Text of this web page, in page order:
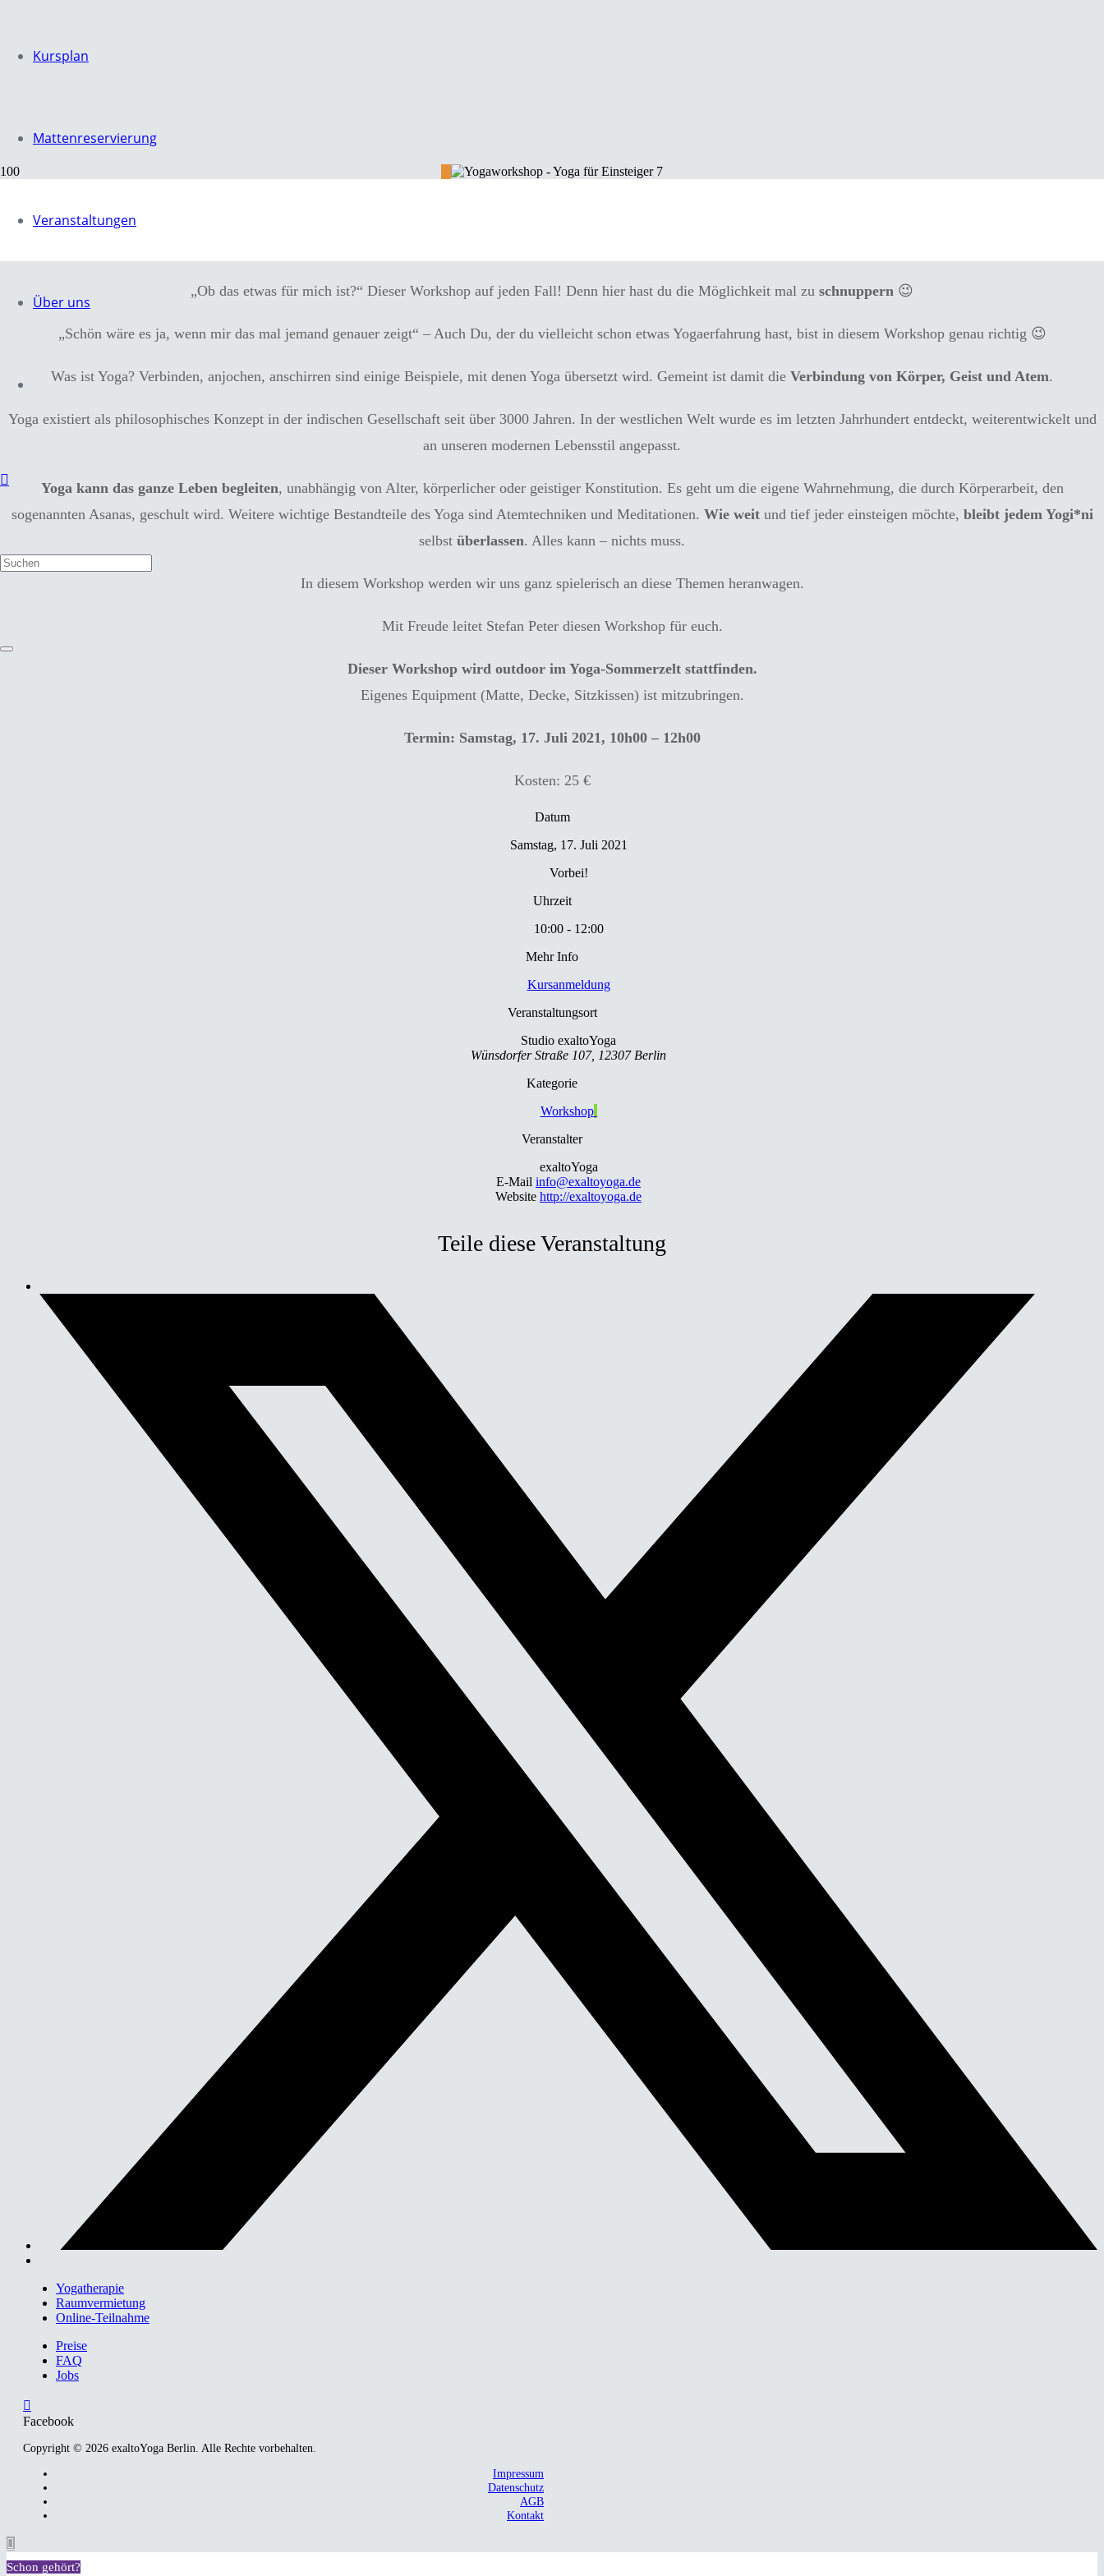
Kursplan
Mattenreservierung
Veranstaltungen
Über uns
„Ob das etwas für mich ist?“ Dieser Workshop auf jeden Fall! Denn hier hast du die Möglichkeit mal zu schnuppern 😉
„Schön wäre es ja, wenn mir das mal jemand genauer zeigt“ – Auch Du, der du vielleicht schon etwas Yogaerfahrung hast, bist in diesem Workshop genau richtig 😉
Was ist Yoga? Verbinden, anjochen, anschirren sind einige Beispiele, mit denen Yoga übersetzt wird. Gemeint ist damit die Verbindung von Körper, Geist und Atem.
Yoga existiert als philosophisches Konzept in der indischen Gesellschaft seit über 3000 Jahren. In der westlichen Welt wurde es im letzten Jahrhundert entdeckt, weiterentwickelt und
an unseren modernen Lebensstil angepasst.
Yoga kann das ganze Leben begleiten, unabhängig von Alter, körperlicher oder geistiger Konstitution. Es geht um die eigene Wahrnehmung, die durch Körperarbeit, den
sogenannten Asanas, geschult wird. Weitere wichtige Bestandteile des Yoga sind Atemtechniken und Meditationen. Wie weitund tief jeder einsteigen möchte, bleibt jedem Yogi*ni
selbst überlassen. Alles kann – nichts muss.
In diesem Workshop werden wir uns ganz spielerisch an diese Themen heranwagen.
Mit Freude leitet Stefan Peter diesen Workshop für euch.
Dieser Workshop wird outdoor im Yoga-Sommerzelt stattfinden.
Eigenes Equipment (Matte, Decke, Sitzkissen) ist mitzubringen.
Termin: Samstag, 17. Juli 2021, 10h00 – 12h00
Kosten: 25 €
Datum
Samstag, 17. Juli 2021
Vorbei!
Uhrzeit
10:00 - 12:00
Mehr Info
Kursanmeldung
Veranstaltungsort
Studio exaltoYoga
Wünsdorfer Straße 107, 12307 Berlin
Kategorie
Workshop
Veranstalter
exaltoYoga
E-Mail info@exaltoyoga.de
Website http://exaltoyoga.de
Teile diese Veranstaltung
Yogatherapie
Raumvermietung
Online-Teilnahme
Preise
FAQ
Jobs
Facebook
Copyright © 2026 exaltoYoga Berlin. Alle Rechte vorbehalten.
Impressum
Datenschutz
AGB
Kontakt
Schon gehört?